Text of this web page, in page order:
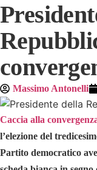
Massimo Antonelli
Caccia alla
l’elezione del
Partito democratico